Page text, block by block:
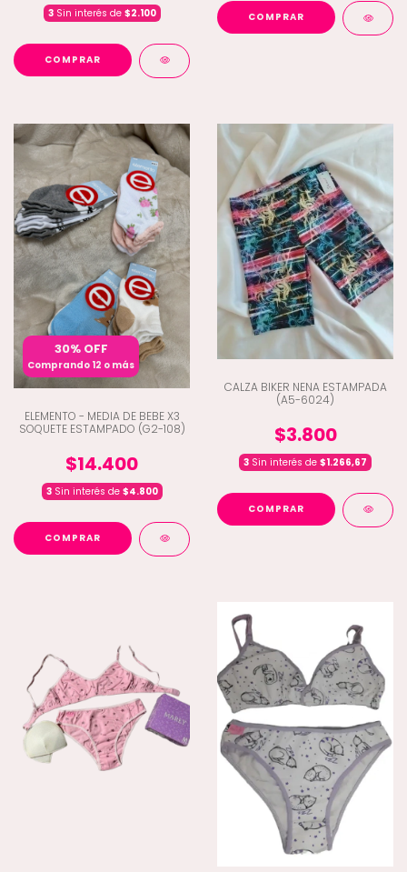
3Sin interés de $2.100
COMPRAR
COMPRAR
30% OFF
Comprando 12 o más
ELEMENTO - MEDIA DE BEBE X3
SOQUETE ESTAMPADO (G2-108)
$14.400
3Sin interés de $4.800
COMPRAR
CALZA BIKER NENA ESTAMPADA
(A5-6024)
$3.800
3 Sin interés de $1.266,67
COMPRAR